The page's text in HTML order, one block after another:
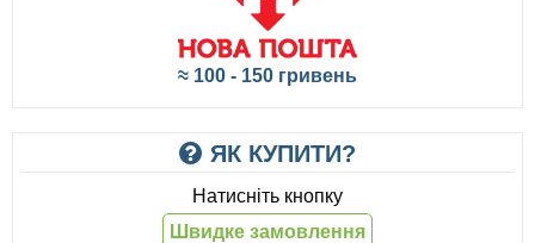
≈ 100 - 150 гривень
ЯК КУПИТИ?
Натисніть кнопку
Швидке замовлення